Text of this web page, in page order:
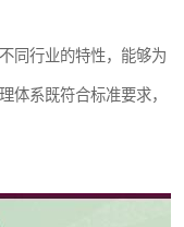
同行业的特性，能够为
体系既符合标准要求，